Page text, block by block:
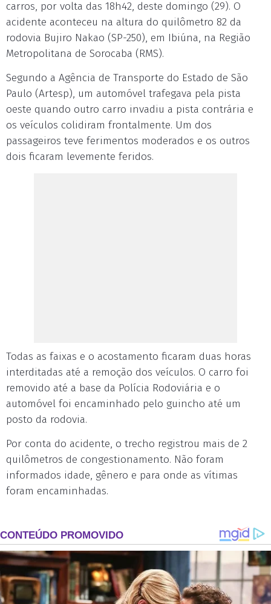
carros, por volta das 18h42, deste domingo (29). O
acidente aconteceu na altura do quilômetro 82 da
rodovia Bujiro Nakao (SP-250), em Ibiúna, na Região
Metropolitana de Sorocaba (RMS).
Segundo a Agência de Transporte do Estado de São
Paulo (Artesp), um automóvel trafegava pela pista
oeste quando outro carro invadiu a pista contrária e
os veículos colidiram frontalmente. Um dos
passageiros teve ferimentos moderados e os outros
dois ficaram levemente feridos.
Todas as faixas e o acostamento ficaram duas horas
interditadas até a remoção dos veículos. O carro foi
removido até a base da Polícia Rodoviária e o
automóvel foi encaminhado pelo guincho até um
posto da rodovia.
Por conta do acidente, o trecho registrou mais de 2
quilômetros de congestionamento. Não foram
informados idade, gênero e para onde as vítimas
foram encaminhadas.